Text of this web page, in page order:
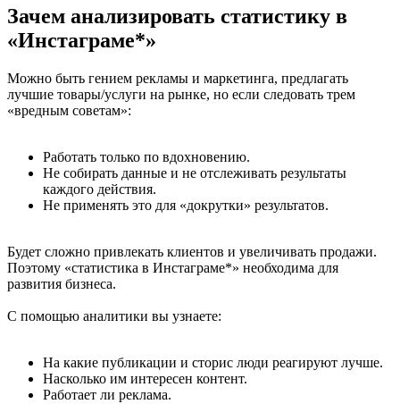
Зачем анализировать статистику в
«Инстаграме*»
Можно быть гением рекламы и маркетинга, предлагать
лучшие товары/услуги на рынке, но если следовать трем
«вредным советам»:
Работать только по вдохновению.
Не собирать данные и не отслеживать результаты
каждого действия.
Не применять это для «докрутки» результатов.
Будет сложно привлекать клиентов и увеличивать продажи.
Поэтому «статистика в Инстаграме*» необходима для
развития бизнеса.
С помощью аналитики вы узнаете:
На какие публикации и сторис люди реагируют лучше.
Насколько им интересен контент.
Работает ли реклама.